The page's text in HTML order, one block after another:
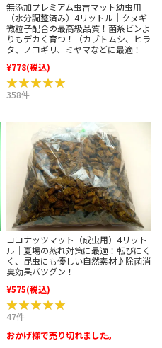
無添加プレミアム虫吉マット幼虫用
（水分調整済み）4リットル｜クヌギ
微粒子配合の最高級品質！菌糸ビンよ
りもデカく育つ！（カブトムシ、ヒラ
タ、ノコギリ、ミヤマなどに最適！
¥778(税込)
★★★★★
★★★★★
358件
ココナッツマット（成虫用）4リット
ル｜夏場の蒸れ対策に最適！転びにく
く、昆虫にも優しい自然素材♪除菌消
臭効果バツグン！
¥575(税込)
★★★★★
★★★★★
47件
おかげ様で売り切れました。